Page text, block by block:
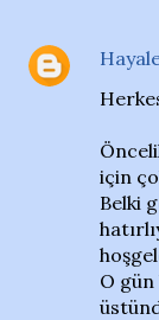
için
Belki
O